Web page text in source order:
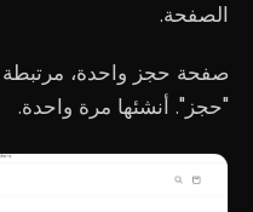
الصفحة.
صفحة حجز واحدة، مرتبطة
"حجز". أنشئها مرة واحدة.